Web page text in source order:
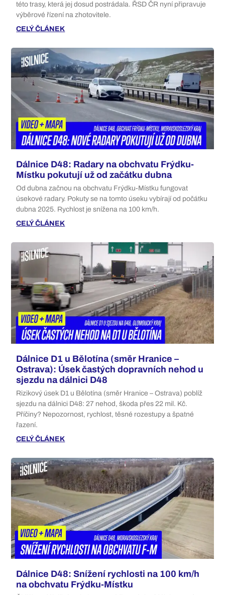
této trasy, která jej dosud postrádala. ŘSD ČR nyní připravuje
výběrové řízení na zhotovitele.
CELÝ ČLÁNEK
Dálnice D48: Radary na obchvatu Frýdku-
Místku pokutují už od začátku dubna
Od dubna začnou na obchvatu Frýdku-Místku fungovat
úsekové radary. Pokuty se na tomto úseku vybírají od počátku
dubna 2025. Rychlost je snížena na 100 km/h.
CELÝ ČLÁNEK
Dálnice D1 u Bělotína (směr Hranice –
Ostrava): Úsek častých dopravních nehod u
sjezdu na dálnici D48
Rizikový úsek D1 u Bělotína (směr Hranice – Ostrava) poblíž
sjezdu na dálnici D48: 27 nehod, škoda přes 22 mil. Kč.
Příčiny? Nepozornost, rychlost, těsné rozestupy a špatné
řazení.
CELÝ ČLÁNEK
Dálnice D48: Snížení rychlosti na 100 km/h
na obchvatu Frýdku-Místku